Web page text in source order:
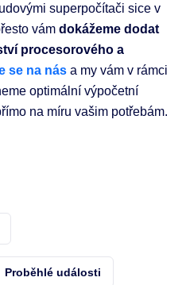
superpočítači sice v
vám dokážeme dodat
procesorového a
se na nás a my vám v rámci
optimální výpočetní
na míru vašim potřebám.
Proběhlé události